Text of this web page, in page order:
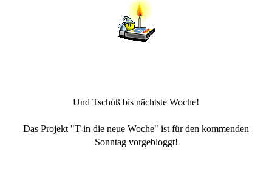
Und Tschüß bis nächtste Woche!
Das Projekt "T-in die neue Woche" ist für den kommenden
Sonntag vorgebloggt!